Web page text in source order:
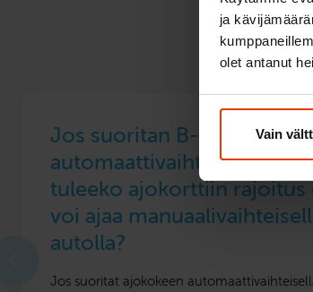
ja
olet antanut
Vain
Jos suoritan B-kortin
automaattivaihteisella
tuleeko ajokorttiin rajoitus
voi ajaa
autolla?
Jos suoritat ajokokeen